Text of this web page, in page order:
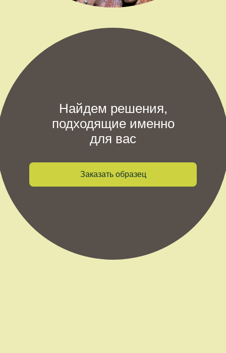
Найдем решения,
подходящие именно
для вас
Заказать образец